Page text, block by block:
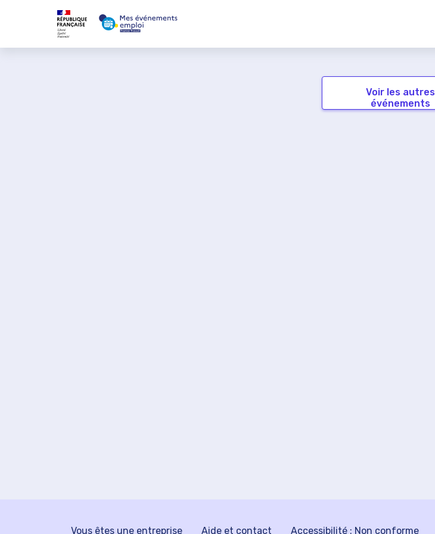
Voir les autres
événements
Vous êtes une entreprise Aide et contact Accessibilité : Non conforme